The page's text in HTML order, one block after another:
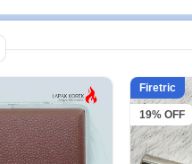
Firetric
19% OFF